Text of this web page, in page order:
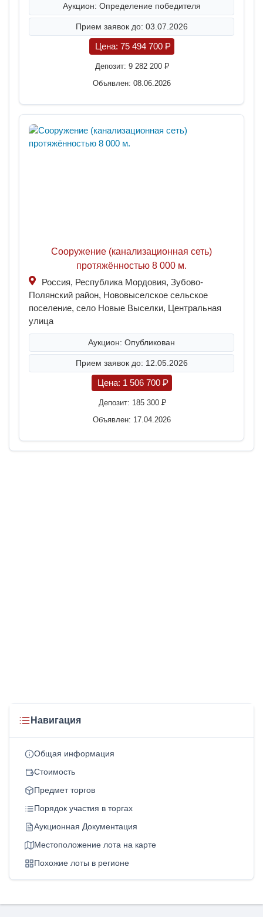
Аукцион: Определение победителя
Прием заявок до: 03.07.2026
Цена: 75 494 700 P
Депозит: 9 282 200P
Объявлен: 08.06.2026
Сооружение (канализационная сеть)
протяжённостью 8 000 м.
Россия, Республика Мордовия, Зубово-
Полянский район, Нововыселское сельское
поселение, село Новые Выселки, Центральная
улица
Аукцион: Опубликован
Прием заявок до: 12.05.2026
Цена: 1 506 700 P
Депозит: 185 300 P
Объявлен: 17.04.2026
Навигация
Общая информация
Стоимость
Предмет торгов
Порядок участия в торгах
Аукционная Документация
Местоположение лота на карте
Похожие лоты в регионе